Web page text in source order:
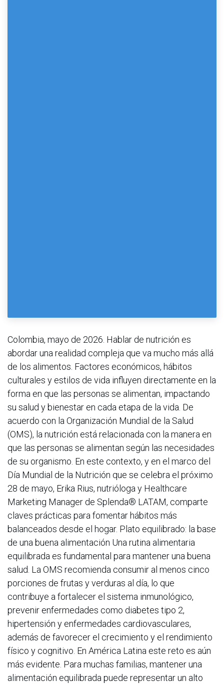
Colombia, mayo de 2026. Hablar de nutrición es
abordar una realidad compleja que va mucho más allá
de los alimentos. Factores económicos, hábitos
culturales y estilos de vida influyen directamente en la
forma en que las personas se alimentan, impactando
su salud y bienestar en cada etapa de la vida. De
acuerdo con la Organización Mundial de la Salud
(OMS), la nutrición está relacionada con la manera en
que las personas se alimentan según las necesidades
de su organismo. En este contexto, y en el marco del
Día Mundial de la Nutrición que se celebra el próximo
28 de mayo, Erika Rius, nutrióloga y Healthcare
Marketing Manager de Splenda® LATAM, comparte
claves prácticas para fomentar hábitos más
balanceados desde el hogar. Plato equilibrado: la base
de una buena alimentación Una rutina alimentaria
equilibrada es fundamental para mantener una buena
salud. La OMS recomienda consumir al menos cinco
porciones de frutas y verduras al día, lo que
contribuye a fortalecer el sistema inmunológico,
prevenir enfermedades como diabetes tipo 2,
hipertensión y enfermedades cardiovasculares,
además de favorecer el crecimiento y el rendimiento
físico y cognitivo. En América Latina este reto es aún
más evidente. Para muchas familias, mantener una
alimentación equilibrada puede representar un alto